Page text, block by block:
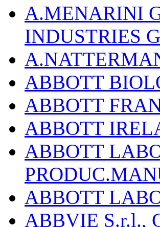
A.MENARINI
INDUSTRIES
ABBOTT
ABBOTT
ABBOTT
ABBOTT
ABBOTT
ABBVIE S.r.l.,